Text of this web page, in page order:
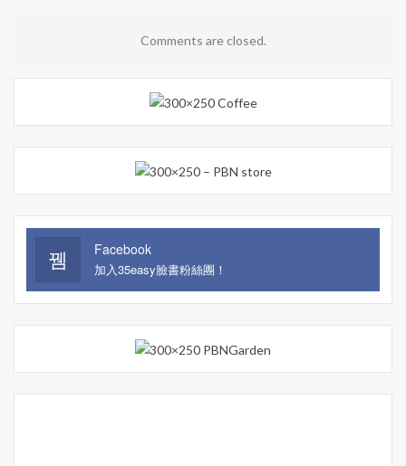
Comments are closed.
Facebook
加入35easy臉書粉絲團！